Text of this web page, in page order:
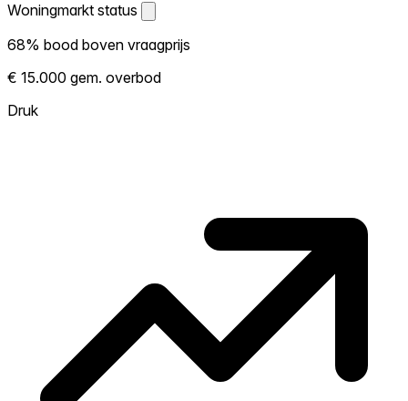
Woningmarkt status
Woningmarkt status
Laat zien hoe competitief de markt hier is.
Hoe meer woningen boven vraagprijs
verkopen, hoe heter. Heet? Verwacht
68% bood boven vraagprijs
€ 15.000 gem. overbod
Druk